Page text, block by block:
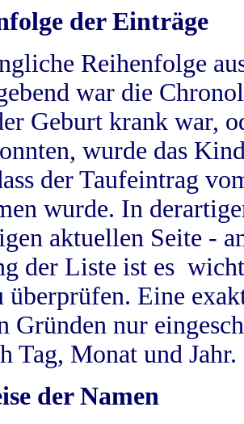
der Einträge
Reihenfolge
war die
Geburt krank war,
wurde das
der Taufeintrag
wurde. In
aktuellen Seite -
der Liste ist es
überprüfen. Eine
Gründen nur
Tag, Monat und Jahr.
der Namen